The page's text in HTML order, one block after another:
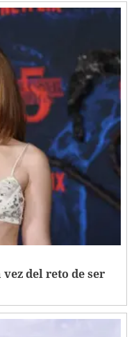
del reto de ser